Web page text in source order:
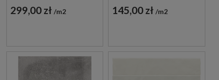
299,00 zł m2
DEKORACYJNA
145,00 zł m2